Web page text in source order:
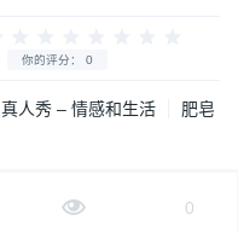
真人秀 – 情感和生活
肥皂
0